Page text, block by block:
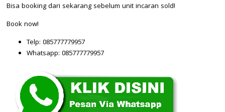
Bisa booking dari sekarang sebelum unit incaran sold!
Book now!
Telp: 085777779957
Whatsapp: 085777779957